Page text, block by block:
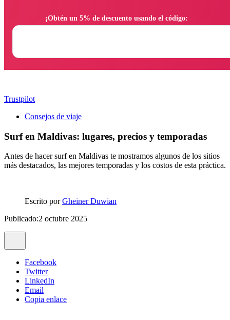
Trustpilot
Consejos de viaje
Surf en Maldivas: lugares, precios y temporadas
Antes de hacer surf en Maldivas te mostramos algunos de los sitios
más destacados, las mejores temporadas y los costos de esta práctica.
Escrito porGheiner Duwian
Publicado:2 octubre 2025
Facebook
Twitter
LinkedIn
Email
Copia enlace